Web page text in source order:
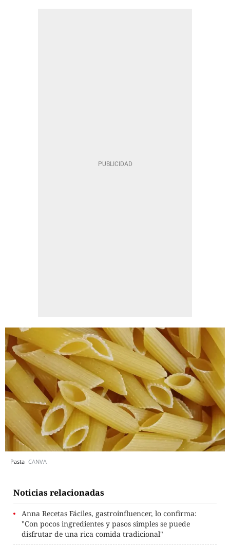
Pasta CANVA
Noticias relacionadas
Anna Recetas Fáciles, gastroinfluencer, lo confirma:
"Con pocos ingredientes y pasos simples se puede
disfrutar de una rica comida tradicional"